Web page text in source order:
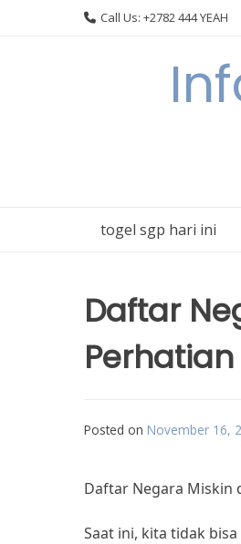
Call Us: +2782 444 YEAH
togel sgp hari ini
Daftar
Posted on November 16,
Daftar Negara Miskin
Saat ini, kita tidak